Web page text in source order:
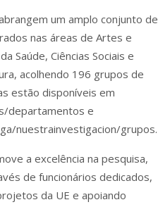
um amplo conjunto de
nas áreas de Artes e
Saúde, Ciências Sociais e
acolhendo 196 grupos de
estão disponíveis em
departamentos e
nuestrainvestigacion/grupos.
a excelência na pesquisa,
de funcionários dedicados,
da UE e apoiando